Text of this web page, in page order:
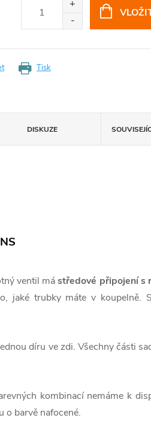
Tisk
DISKUZE
ventil mástředové připojení s
jaké trubky máte v koupelně.
díru ve zdi. Všechny části
kombinací nemáme k
o barvě nafocené.